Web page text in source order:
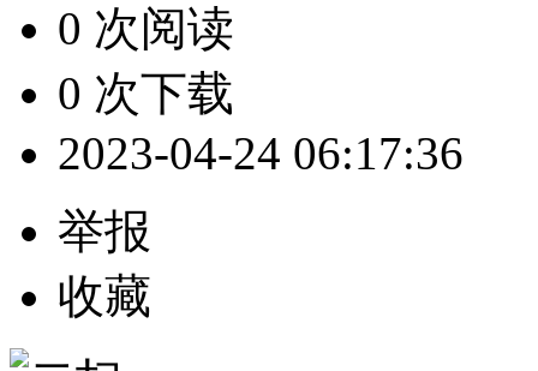
0 次阅读
0 次下载
2023-04-24 06:17:36
举报
收藏